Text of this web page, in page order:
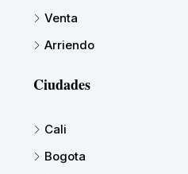
Venta
Arriendo
Ciudades
Cali
Bogota